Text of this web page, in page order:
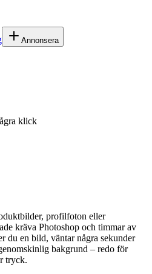
Annonsera
klick
profilfoton eller
kräva Photoshop och timmar av
du en bild, väntar några sekunder
bakgrund – redo för
tryck.